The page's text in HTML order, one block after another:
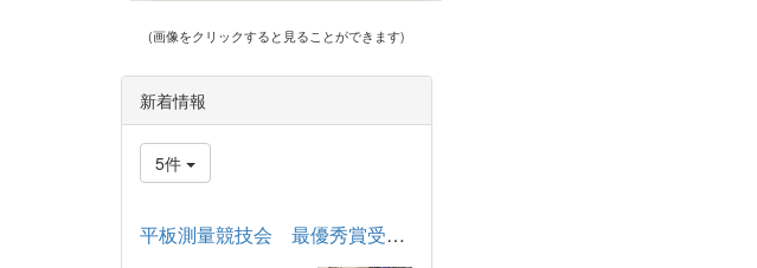
(画像をクリックすると見ることができます)
新着情報
5件
平板測量競技会 最優秀賞受賞！